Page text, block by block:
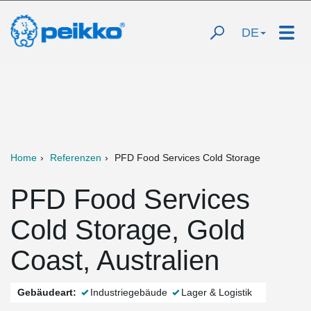
DE
Home Referenzen PFD Food Services Cold Storage
PFD Food Services
Cold Storage, Gold
Coast, Australien
Gebäudeart: Industriegebäude Lager & Logistik